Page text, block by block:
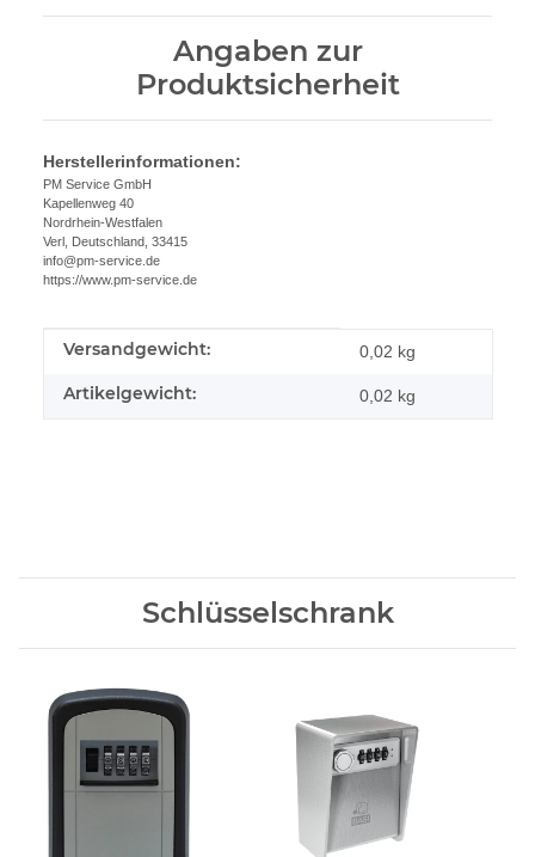
Angaben zur
Produktsicherheit
Herstellerinformationen:
PM Service GmbH
Kapellenweg 40
Nordrhein-Westfalen
Verl, Deutschland, 33415
info@pm-service.de
https://www.pm-service.de
Produkteigenschaft
Wert
Versandgewicht: 0,02 kg
Artikelgewicht: 0,02 kg
Schlüsselschrank